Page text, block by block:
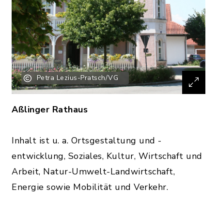
Petra Lezius-Pratsch/VG
Aßlinger Rathaus
Inhalt ist u. a. Ortsgestaltung und -
entwicklung, Soziales, Kultur, Wirtschaft und
Arbeit, Natur-Umwelt-Landwirtschaft,
Energie sowie Mobilität und Verkehr.